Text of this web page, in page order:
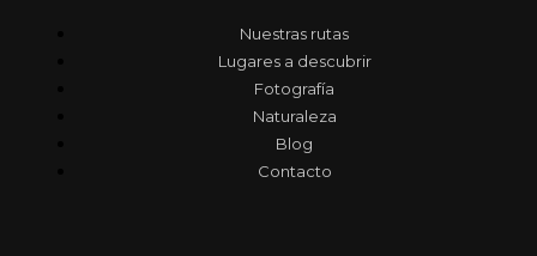
Nuestras rutas
Lugares a descubrir
Fotografía
Naturaleza
Blog
Contacto